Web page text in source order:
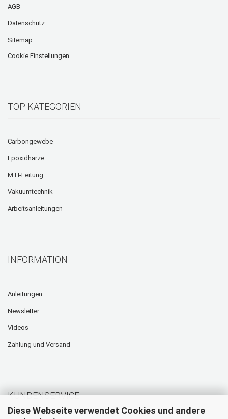
Diese Webseite verwendet Cookies und andere
AGB
Datenschutz
Sitemap
Cookie Einstellungen
TOP KATEGORIEN
Carbongewebe
Epoxidharze
MTI-Leitung
Vakuumtechnik
Arbeitsanleitungen
INFORMATION
Anleitungen
Newsletter
Videos
Zahlung und Versand
KUNDENSERVICE